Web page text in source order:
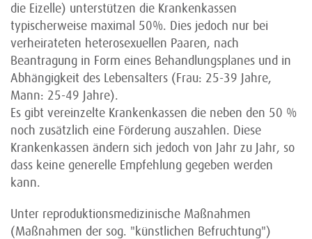
die Eizelle) unterstützen die Krankenkassen
typischerweise maximal 50%. Dies jedoch nur bei
verheirateten heterosexuellen Paaren, nach
Beantragung in Form eines Behandlungsplanes und in
Abhängigkeit des Lebensalters (Frau: 25-39 Jahre,
Mann: 25-49 Jahre).
Es gibt vereinzelte Krankenkassen die neben den 50 %
noch zusätzlich eine Förderung auszahlen. Diese
Krankenkassen ändern sich jedoch von Jahr zu Jahr, so
dass keine generelle Empfehlung gegeben werden
kann.
Unter reproduktionsmedizinische Maßnahmen
(Maßnahmen der sog. "künstlichen Befruchtung")